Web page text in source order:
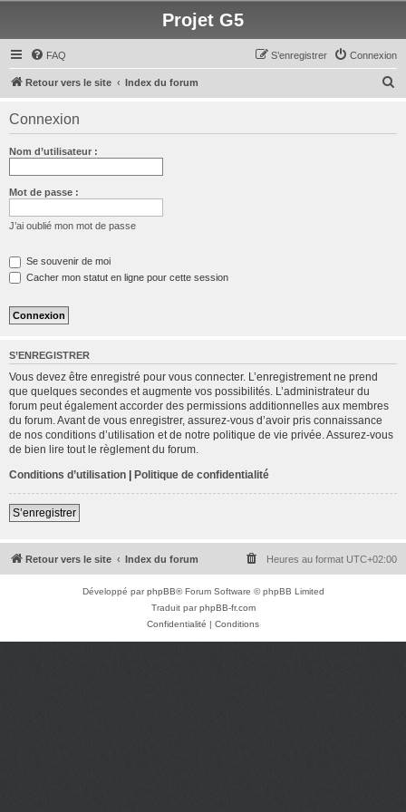
Projet G5
FAQ Connexion
S’enregistrer
Retour vers le site Index du forum
Connexion
Nom d’utilisateur :
Mot de passe :
J’ai oublié mon mot de passe
Se souvenir de moi
Cacher mon statut en ligne pour cette session
S’ENREGISTRER
Vous devez être enregistré pour vous connecter. L’enregistrement ne prend
que quelques secondes et augmente vos possibilités. L’administrateur du
forum peut également accorder des permissions additionnelles aux membres
du forum. Avant de vous enregistrer, assurez-vous d’avoir pris connaissance
de nos conditions d’utilisation et de notre politique de vie privée. Assurez-vous
de bien lire tout le règlement du forum.
Conditions d’utilisation | Politique de confidentialité
S’enregistrer
Retour vers le site Index du forum Heures au format UTC+02:00
Développé parphpBB® Forum Software © phpBB Limited
Traduit parphpBB-fr.com
Confidentialité | Conditions